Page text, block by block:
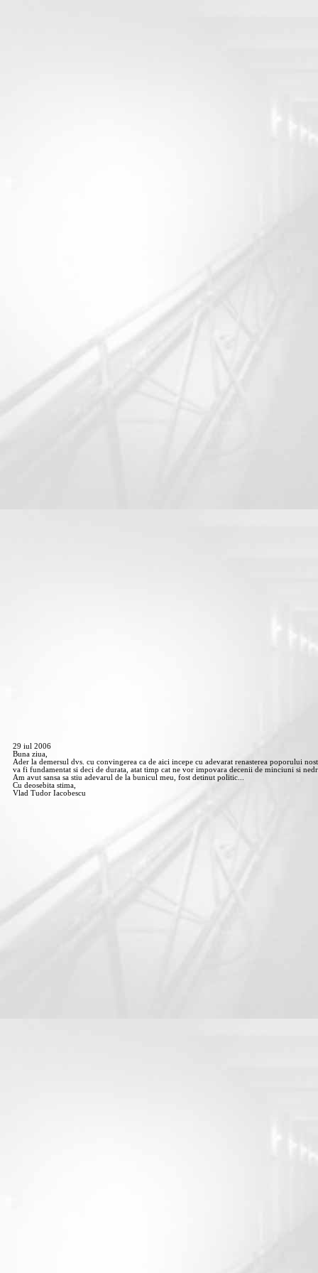
29 iul 2006
Buna ziua,
Ader la demersul dvs. cu convingerea ca de aici incepe cu adevarat renasterea poporului
va fi fundamentat si deci de durata, atat timp cat ne vor impovara decenii de minciuni si
Am avut sansa sa stiu adevarul de la bunicul meu, fost detinut politic...
Cu deosebita stima,
Vlad Tudor Iacobescu